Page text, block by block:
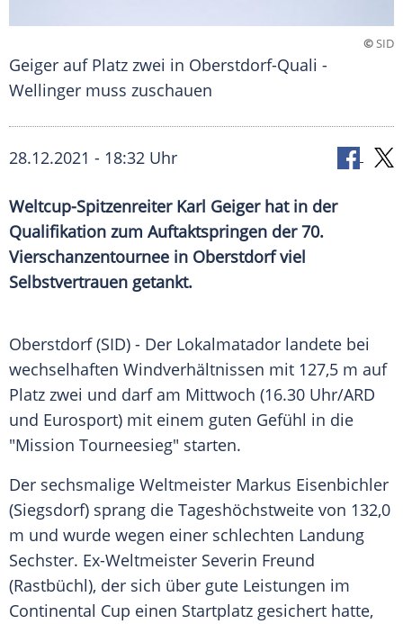
©SID
Geiger auf Platz zwei in Oberstdorf-Quali -
Wellinger muss zuschauen
28.12.2021 - 18:32 Uhr
Weltcup-Spitzenreiter Karl Geigerhat in der
Qualifikation zum Auftaktspringen der 70.
Vierschanzentournee in Oberstdorfviel
Selbstvertrauen getankt.
Oberstdorf(SID) - Der Lokalmatador landete bei
wechselhaften Windverhältnissen mit 127,5 m auf
Platz zwei und darf am Mittwoch (16.30 Uhr/ARD
und Eurosport) mit einem guten Gefühl in die
"Mission Tourneesieg" starten.
Der sechsmalige Weltmeister Markus Eisenbichler
(Siegsdorf) sprang die Tageshöchstweite von 132,0
m und wurde wegen einer schlechten Landung
Sechster. Ex-Weltmeister Severin Freund
(Rastbüchl), der sich über gute Leistungen im
Continental Cup einen Startplatz gesichert hatte,